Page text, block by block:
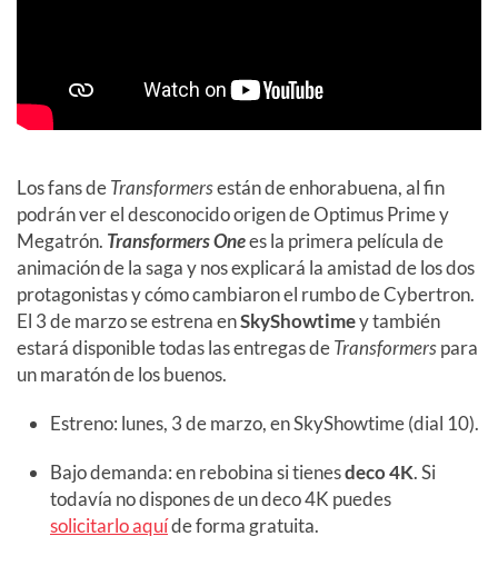
Los fans deTransformersestán de enhorabuena, al fin
podrán ver el desconocido origen de Optimus Prime y
Megatrón. Transformers Onees la primera película de
animación de la saga y nos explicará la amistad de los dos
protagonistas y cómo cambiaron el rumbo de Cybertron.
El 3 de marzo se estrena enSkyShowtimey también
estará disponible todas las entregas deTransformerspara
un maratón de los buenos.
Estreno: lunes, 3 de marzo, en SkyShowtime (dial 10).
Bajo demanda: en rebobina si tienesdeco 4K. Si
todavía no dispones de un deco 4K puedes
solicitarlo aquíde forma gratuita.